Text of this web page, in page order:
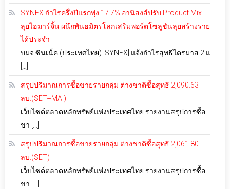
SYNEX กำไรครึ่งปีแรกพุ่ง 17.7% อานิสงส์ปรับ Product Mix
ลุยไฮมาร์จิ้น ผนึกพันธมิตรโลกเสริมพอร์ตโซลูชันลุยสร้างราย
ได้ประจำ
บมจ.ซินเน็ค (ประเทศไทย) [SYNEX] แจ้งกำไรสุทธิไตรมาส 2 แ
สรุปปริมาณการซื้อขายรายกลุ่ม ต่างชาติซื้อสุทธิ 2,090.63
ลบ.(SET+MAI)
เว็บไซต์ตลาดหลักทรัพย์แห่งประเทศไทย รายงานสรุปการซื้อ
ขา […]
สรุปปริมาณการซื้อขายรายกลุ่ม ต่างชาติซื้อสุทธิ 2,061.80
ลบ.(SET)
เว็บไซต์ตลาดหลักทรัพย์แห่งประเทศไทย รายงานสรุปการซื้อ
ขา […]